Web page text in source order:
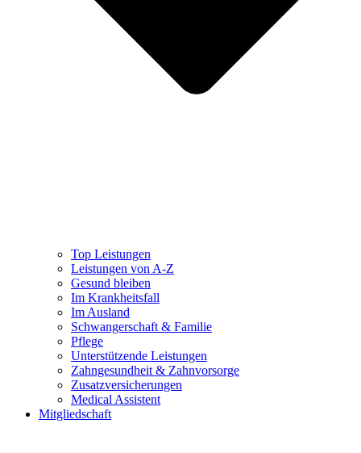
Top Leistungen
Leistungen von A-Z
Gesund bleiben
Im Krankheitsfall
Im Ausland
Schwangerschaft & Familie
Pflege
Unterstützende Leistungen
Zahngesundheit & Zahnvorsorge
Zusatzversicherungen
Medical Assistent
Mitgliedschaft